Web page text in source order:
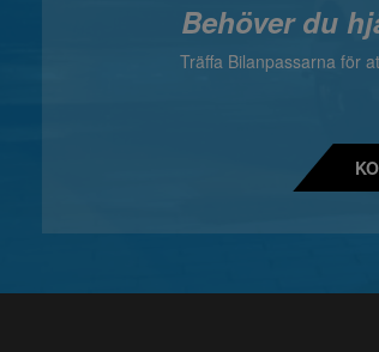
Behöver du
Träffa Bilanpassarna för